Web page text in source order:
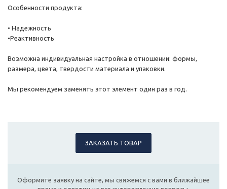
Особенности продукта:
• Надежность
•Реактивность
Возможна индивидуальная настройка в отношении: формы,
размера, цвета, твердости материала и упаковки.
Мы рекомендуем заменять этот элемент один раз в год.
ЗАКАЗАТЬ ТОВАР
Оформите заявку на сайте, мы свяжемся с вами в ближайшее